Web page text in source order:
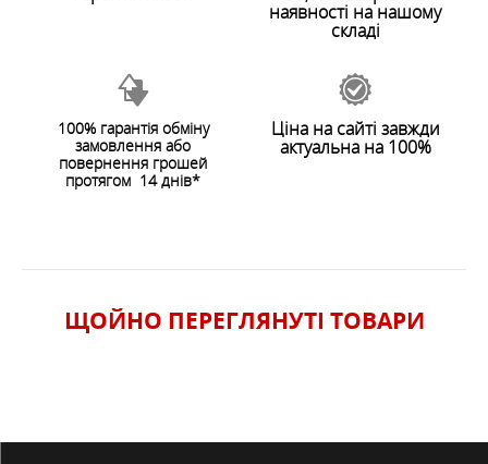
наявності на нашому
складі
100% гарантія обміну
замовлення або
повернення грошей
протягом 14 днів*
Ціна на сайті завжди
актуальна на 100%
ЩОЙНО ПЕРЕГЛЯНУТI ТОВАРИ